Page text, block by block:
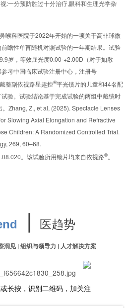
:一分预防胜过十分治疗,眼科和生理光学杂
喉科医院于2022年开始的一项关于高非球微
瞻性单盲随机对照试验的一年期结果。试验
岁，等效屈光度0.00-+2.00D（对于如散
考中国临床试验注册中心，注册号
整副依视路星趣控®平光镜片的儿童和44名配
验。试验结论基于完成试验的两组中戴镜时
Zhang, Z., et al, (2025). Spectacle Lenses
Slowing Axial Elongation and Refractive
Children: A Randomized Controlled Trial.
269, 60–68.
。该试验所用镜片均来自依视路®。
∣ 医趋势
洞见 | 组织与领导力 | 人才解决方案
长按，识别二维码，加关注